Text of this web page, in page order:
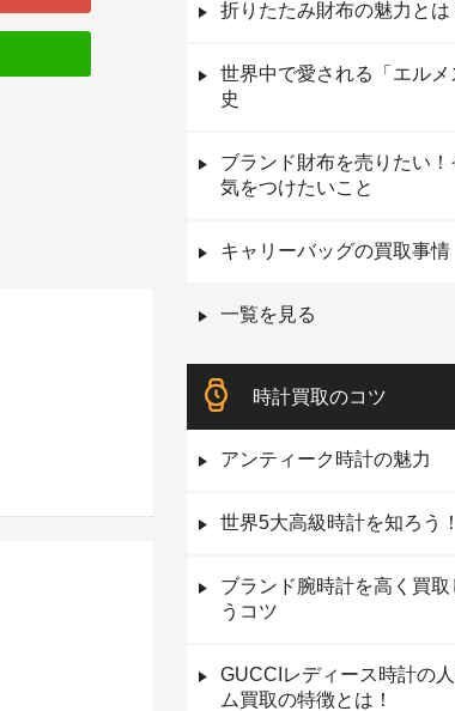
折りたたみ財布の魅力とは
世界中で愛される「エルメ
史
ブランド財布を売りたい！
気をつけたいこと
キャリーバッグの買取事情
一覧を見る
時計買取のコツ
アンティーク時計の魅力
世界5大高級時計を知ろう！
ブランド腕時計を高く買取
うコツ
GUCCIレディース時計の
ム買取の特徴とは！